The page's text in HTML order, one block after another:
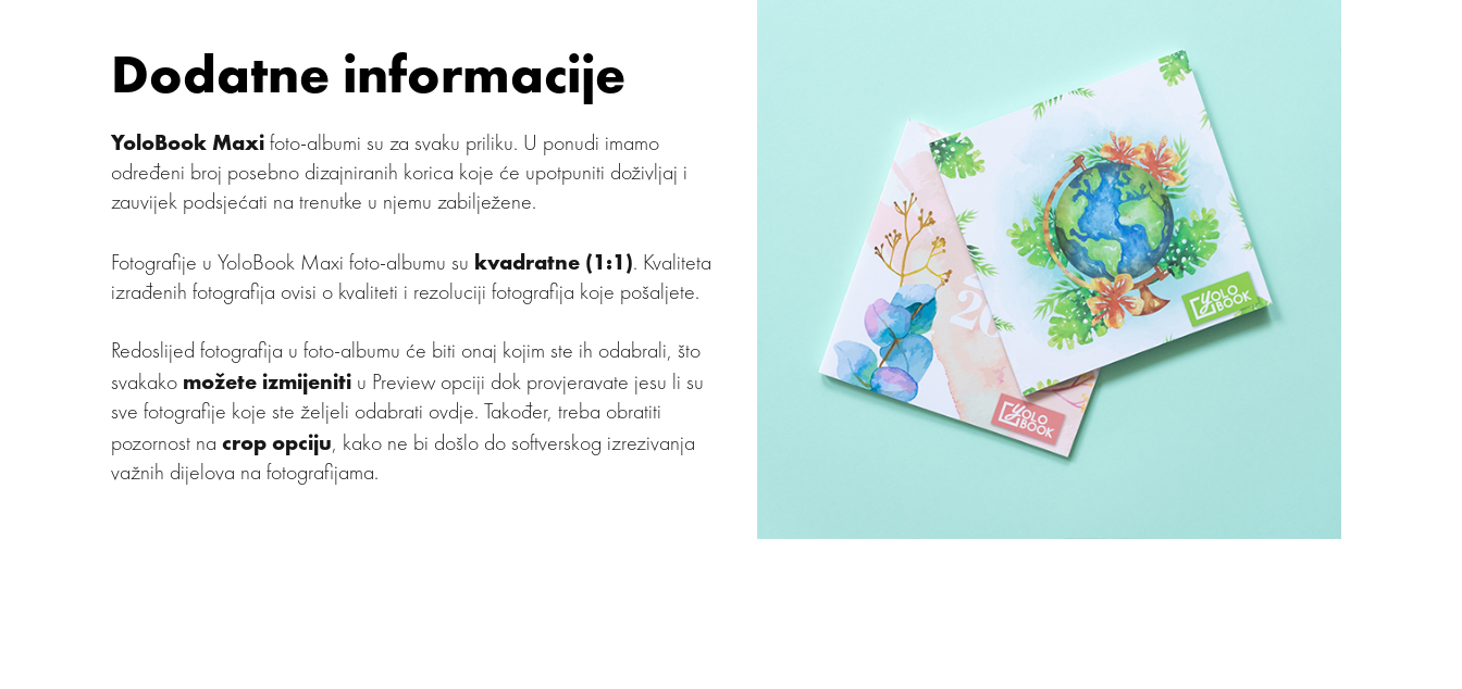
Dodatne informacije
YoloBook Maxi foto-albumi su za svaku priliku. U ponudi imamo
određeni broj posebno dizajniranih korica koje će upotpuniti doživljaj i
zauvijek podsjećati na trenutke u njemu zabilježene.
Fotografije u YoloBook Maxi foto-albumu su kvadratne (1:1). Kvaliteta
izrađenih fotografija ovisi o kvaliteti i rezoluciji fotografija koje pošaljete.
Redoslijed fotografija u foto-albumu će biti onaj kojim ste ih odabrali, što
svakako možete izmijeniti u Preview opciji dok provjeravate jesu li su
sve fotografije koje ste željeli odabrati ovdje. Također, treba obratiti
pozornost na crop opciju, kako ne bi došlo do softverskog izrezivanja
važnih dijelova na fotografijama.